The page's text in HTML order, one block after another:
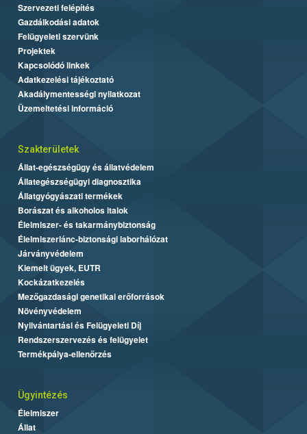
Szervezeti felépítés
Gazdálkodási adatok
Felügyeleti szervünk
Projektek
Kapcsolódó linkek
Adatkezelési tájékoztató
Akadálymentességi nyilatkozat
Üzemeltetési információ
Szakterületek
Állat-egészségügy és állatvédelem
Állategészségügyi diagnosztika
Állatgyógyászati termékek
Borászat és alkoholos italok
Élelmiszer- és takarmánybiztonság
Élelmiszerlánc-biztonsági laborhálózat
Járványvédelem
Kiemelt ügyek, EUTR
Kockázatkezelés
Mezőgazdasági genetikai erőforrások
Növényvédelem
Nyilvántartási és Felügyeleti Díj
Rendszerszervezés és felügyelet
Termékpálya-ellenőrzés
Ügyintézés
Élelmiszer
Állat